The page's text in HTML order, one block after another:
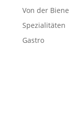
Von der Biene
Spezialitäten
Gastro